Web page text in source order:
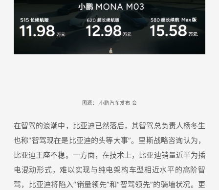
图源： 小鹏汽车发布 会
在智驾的浪潮中，比亚迪已然落后，其智驾总负责人杨冬生
也称“智驾现在是比亚迪的头等大事”。里斯战略咨询认为，
比亚迪王座不稳。一方面，在技术上，比亚迪销量近半为插
电混动形式，难以实现与纯电架构车型相近水平的高阶智
驾，比亚迪将陷入“销量领先”和“智驾领先”的骑墙状况。更